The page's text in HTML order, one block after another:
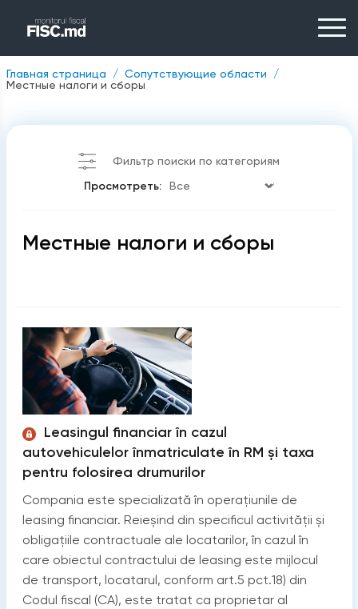
Главная страница
Сопутствующие области
Местные налоги и сборы
Фильтр поиски по категориям
Просмотреть:
Местные налоги и сборы
Leasingul financiar în cazul
autovehiculelor înmatriculate în RM și taxa
pentru folosirea drumurilor
Compania este specializată în operațiunile de
leasing financiar. Reieșind din specificul activității și
obligațiile contractuale ale locatarilor, în cazul în
care obiectul contractului de leasing este mijlocul
de transport, locatarul, conform art.5 pct.18) din
Codul fiscal (СА), este tratat ca proprietar al